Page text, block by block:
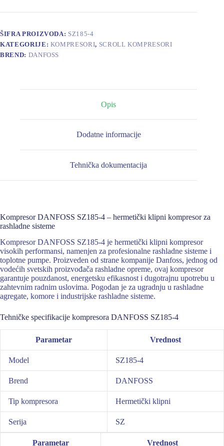
ŠIFRA PROIZVODA: SZ185-4
KATEGORIJE: KOMPRESORI, SCROLL KOMPRESORI
BREND: DANFOSS
Opis
Dodatne informacije
Tehnička dokumentacija
Kompresor DANFOSS SZ185-4 – hermetički klipni kompresor za
rashladne sisteme
Kompresor DANFOSS SZ185-4 je hermetički klipni kompresor
visokih performansi, namenjen za profesionalne rashladne sisteme i
toplotne pumpe. Proizveden od strane kompanije Danfoss, jednog od
vodećih svetskih proizvođača rashladne opreme, ovaj kompresor
garantuje pouzdanost, energetsku efikasnost i dugotrajnu upotrebu u
zahtevnim radnim uslovima. Pogodan je za ugradnju u rashladne
agregate, komore i industrijske rashladne sisteme.
Tehničke specifikacije kompresora DANFOSS SZ185-4
Parametar Vrednost
Model SZ185-4
Brend DANFOSS
Tip kompresora Hermetički klipni
Serija SZ
Parametar Vrednost